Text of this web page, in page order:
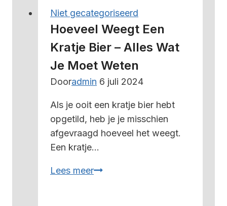
bloem
–
alles
wat
je
weten
Niet gecategoriseerd
Hoeveel Weegt Een
Kratje Bier – Alles Wat
Je Moet Weten
Dooradmin 6 juli 2024
Als je ooit een kratje bier hebt
opgetild, heb je je misschien
afgevraagd hoeveel het weegt.
Een kratje…
Lees meerHoeveel